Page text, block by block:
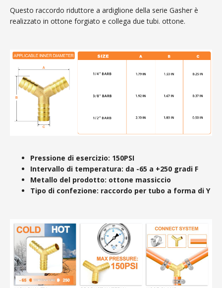
Questo raccordo riduttore a ardiglione della serie Gasher è
realizzato in ottone forgiato e collega due tubi. ottone.
Pressione di esercizio: 150PSI
Intervallo di temperatura: da -65 a +250 gradi F
Metallo del prodotto: ottone massiccio
Tipo di confezione: raccordo per tubo a forma di Y